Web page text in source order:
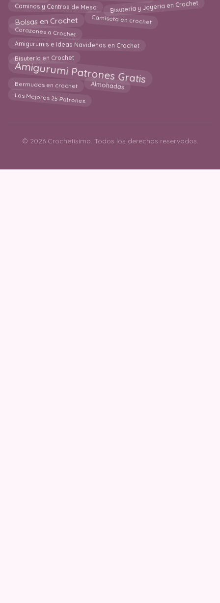
Caminos y Centros de Mesa Bisuteria y Joyeria en Crochet
Bolsas en Crochet Camiseta en crochet
Corazones a Crochet
Amigurumis e Ideas Navideñas en Crochet
Bisutería en Crochet
Amigurumi Patrones Gratis
Bermudas en crochet Almohadas
Los Mejores 25 Patrones
© 2026 Crochetisimo. Todos los derechos reservados.